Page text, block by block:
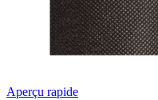
Aperçu rapide